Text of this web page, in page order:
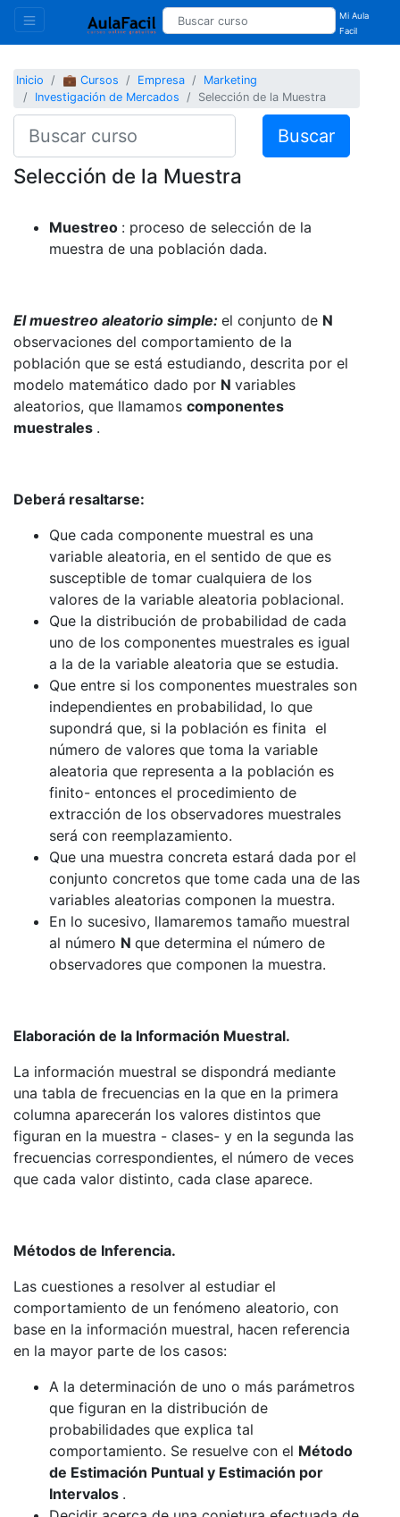
Mi Aula
Facil
Inicio 💼 Cursos Empresa
Marketing
Investigación de Mercados
Selección de la Muestra
Buscar
Selección de la Muestra
Muestreo : proceso de selección de la
muestra de una población dada.
El muestreo aleatorio simple: el conjunto de N
observaciones del comportamiento de la
población que se está estudiando, descrita por el
modelo matemático dado por N variables
aleatorios, que llamamos componentes
muestrales .
Deberá resaltarse:
Que cada componente muestral es una
variable aleatoria, en el sentido de que es
susceptible de tomar cualquiera de los
valores de la variable aleatoria poblacional.
Que la distribución de probabilidad de cada
uno de los componentes muestrales es igual
a la de la variable aleatoria que se estudia.
Que entre si los componentes muestrales son
independientes en probabilidad, lo que
supondrá que, si la población es finita el
número de valores que toma la variable
aleatoria que representa a la población es
finito- entonces el procedimiento de
extracción de los observadores muestrales
será con reemplazamiento.
Que una muestra concreta estará dada por el
conjunto concretos que tome cada una de las
variables aleatorias componen la muestra.
En lo sucesivo, llamaremos tamaño muestral
al número N que determina el número de
observadores que componen la muestra.
Elaboración de la Información Muestral.
La información muestral se dispondrá mediante
una tabla de frecuencias en la que en la primera
columna aparecerán los valores distintos que
figuran en la muestra - clases- y en la segunda las
frecuencias correspondientes, el número de veces
que cada valor distinto, cada clase aparece.
Métodos de Inferencia.
Las cuestiones a resolver al estudiar el
comportamiento de un fenómeno aleatorio, con
base en la información muestral, hacen referencia
en la mayor parte de los casos:
A la determinación de uno o más parámetros
que figuran en la distribución de
probabilidades que explica tal
comportamiento. Se resuelve con el Método
de Estimación Puntual y Estimación por
Intervalos .